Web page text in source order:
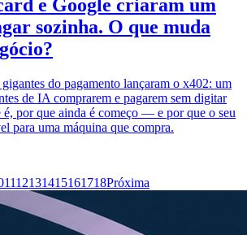
e Google criaram um
sozinha. O que muda
do pagamento lançaram o x402: um
de IA comprarem e pagarem sem digitar
é, por que ainda é começo — e por que o seu
para uma máquina que compra.
1112131415161718Próxima